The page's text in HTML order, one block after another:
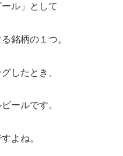
ル」として
銘柄の１つ。
したとき、
ールです。
よね。